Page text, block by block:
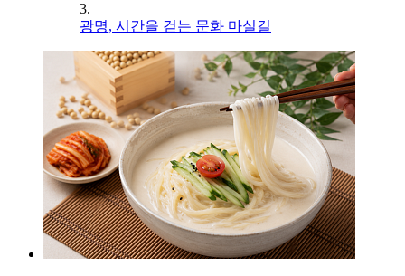
3.
광명, 시간을 걷는 문화 마실길